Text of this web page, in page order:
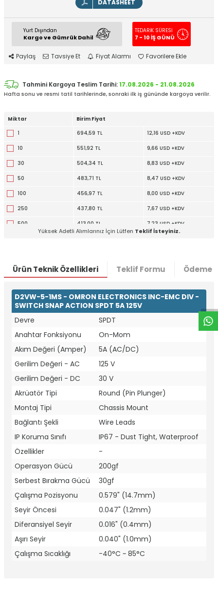
W
h
t
a
p
p
D
e
s
e
H
a
t
t
DATASHEET
Yurt Dışından
Kargo ve Gümrük Dahil
TEDARİK SÜRESİ
7 - 10 İŞ GÜNÜ
Paylaş Tavsiye Et Fiyat Alarmı Favorilere Ekle
Tahmini Kargoya Teslim Tarihi:17.08.2026 - 21.08.2026
Hafta sonu ve resmi tatil tarihlerinde, sonraki ilk iş gününde kargoya verilir.
Miktar
Birim Fiyat
1
694,59 TL 12,16 USD +KDV
10 551,92 TL 9,66 USD +KDV
30 504,34 TL 8,83 USD +KDV
50 483,71 TL 8,47 USD +KDV
100 456,97 TL 8,00 USD +KDV
250 437,80 TL 7,67 USD +KDV
500 413,00 TL 7,23 USD +KDV
Yüksek Adetli Alımlarınız İçin Lütfen Teklif İsteyiniz.
Ürün Teknik Özellikleri Teklif Formu Ödeme
D2VW-5-1MS - OMRON ELECTRONICS INC-EMC DIV -
SWITCH SNAP ACTION SPDT 5A 125V
Devre
SPDT
Anahtar Fonksiyonu
On-Mom
Akım Değeri (Amper)
5A (AC/DC)
Gerilim Değeri - AC
125 V
Gerilim Değeri - DC
30 V
Akrüatör Tipi
Round (Pin Plunger)
Montaj Tipi
Chassis Mount
Bağlantı Şekli
Wire Leads
IP Koruma Sınıfı
IP67 - Dust Tight, Waterproof
Özellikler
-
Operasyon Gücü
200gf
Serbest Bırakma Gücü
30gf
Çalışma Pozisyonu
0.579" (14.7mm)
Seyir Öncesi
0.047" (1.2mm)
Diferansiyel Seyir
0.016" (0.4mm)
Aşırı Seyir
0.040" (1.0mm)
Çalışma Sıcaklığı
-40°C ~ 85°C